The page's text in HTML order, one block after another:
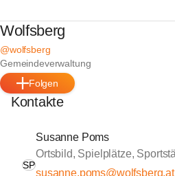
Wolfsberg
@wolfsberg
Gemeindeverwaltung
Folgen
Kontakte
SP
Susanne Poms
susanne.poms@wolfsberg.at